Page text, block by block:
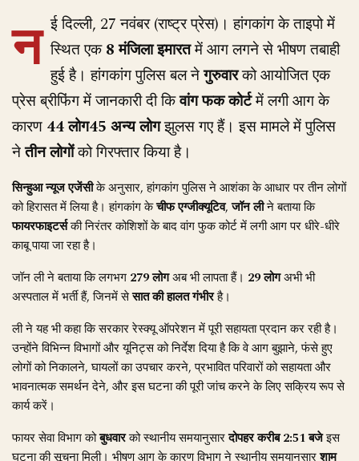
न ई दिल्ली, 27 नवंबर (राष्ट्र प्रेस)। हांगकांग के ताइपो में
स्थित एक8 मंजिला इमारतमें आग लगने से भीषण तबाही
हुई है। हांगकांग पुलिस बल नेगुरुवारको आयोजित एक
प्रेस ब्रीफिंग में जानकारी दी किवांग फक कोर्टमें लगी आग के
कारण 44 लोग45 अन्य लोगझुलस गए हैं। इस मामले में पुलिस
नेतीन लोगोंको गिरफ्तार किया है।
सिन्हुआ न्यूज एजेंसीके अनुसार, हांगकांग पुलिस ने आशंका के आधार पर तीन लोगों
को हिरासत में लिया है। हांगकांग केचीफ एग्जीक्यूटिव,जॉन लीने बताया कि
फायरफाइटर्सकी निरंतर कोशिशों के बाद वांग फुक कोर्ट में लगी आग पर धीरे-धीरे
काबू पाया जा रहा है।
जॉन ली ने बताया कि लगभग 279 लोगअब भी लापता हैं। 29 लोगअभी भी
अस्पताल में भर्ती हैं, जिनमें सेसात की हालत गंभीरहै।
ली ने यह भी कहा कि सरकार रेस्क्यू ऑपरेशन में पूरी सहायता प्रदान कर रही है।
उन्होंने विभिन्न विभागों और यूनिट्स को निर्देश दिया है कि वे आग बुझाने, फंसे हुए
लोगों को निकालने, घायलों का उपचार करने, प्रभावित परिवारों को सहायता और
भावनात्मक समर्थन देने, और इस घटना की पूरी जांच करने के लिए सक्रिय रूप से
कार्य करें।
फायर सेवा विभाग कोबुधवारको स्थानीय समयानुसारदोपहर करीब 2:51 बजेइस